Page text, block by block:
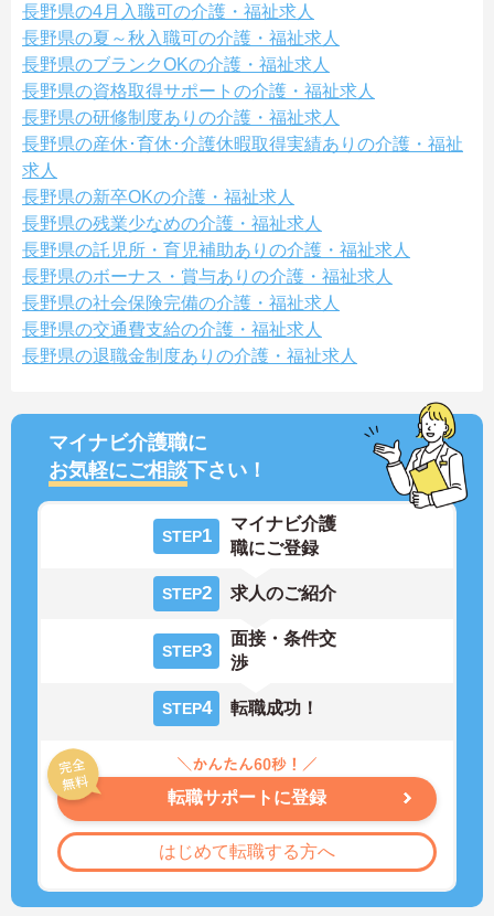
長野県の4月入職可の介護・福祉求人
長野県の夏～秋入職可の介護・福祉求人
長野県のブランクOKの介護・福祉求人
長野県の資格取得サポートの介護・福祉求人
長野県の研修制度ありの介護・福祉求人
長野県の産休･育休･介護休暇取得実績ありの介護・福祉
求人
長野県の新卒OKの介護・福祉求人
長野県の残業少なめの介護・福祉求人
長野県の託児所・育児補助ありの介護・福祉求人
長野県のボーナス・賞与ありの介護・福祉求人
長野県の社会保険完備の介護・福祉求人
長野県の交通費支給の介護・福祉求人
長野県の退職金制度ありの介護・福祉求人
マイナビ介護職に
お気軽にご相談下さい！
STEP1
マイナビ介護
職にご登録
STEP2 求人のご紹介
STEP3
面接・条件交
渉
STEP4 転職成功！
転職サポートに登録
はじめて転職する方へ